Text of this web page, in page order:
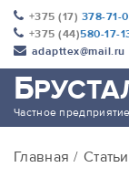
+375 (17) 378-71-
+375 (44)580-17-
adapttex@mail.ru
Б
Частное предприятие
Главная Статьи